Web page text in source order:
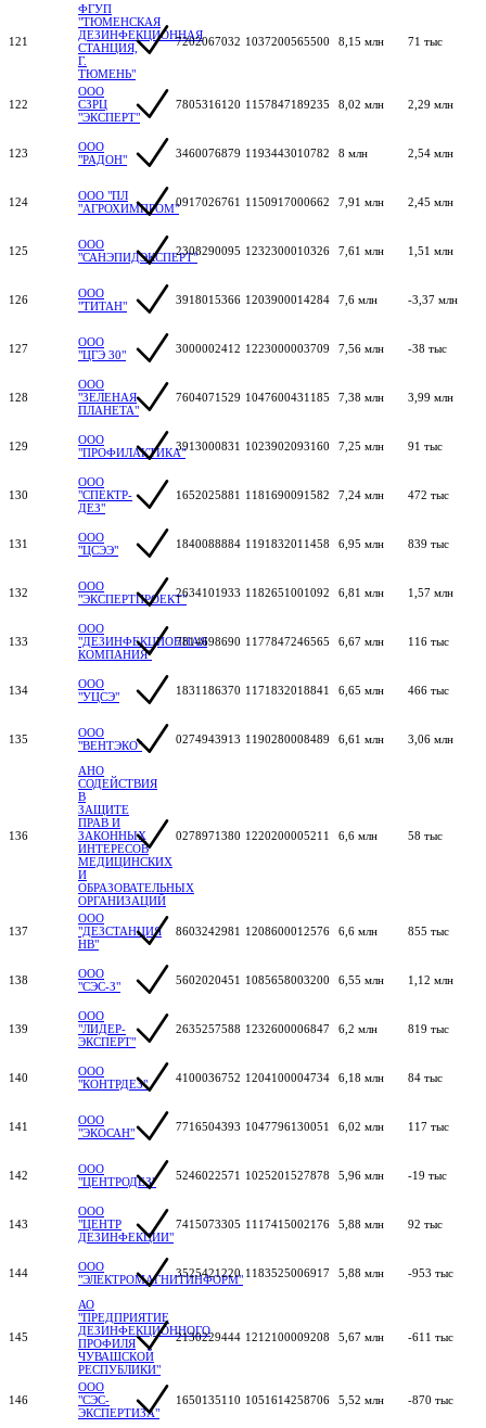
121
ФГУП
"ТЮМЕНСКАЯ
ДЕЗИНФЕКЦИОННАЯ
СТАНЦИЯ,
Г.
ТЮМЕНЬ"
7202067032 1037200565500 8,15 млн 71 тыс
122
ООО
СЗРЦ
"ЭКСПЕРТ"
7805316120 1157847189235 8,02 млн 2,29 млн
123
ООО
"РАДОН"
3460076879 1193443010782 8 млн 2,54 млн
124
ООО "ПЛ
"АГРОХИМПРОМ"0917026761 1150917000662 7,91 млн 2,45 млн
125
ООО
"САНЭПИДЭКСПЕРТ"2308290095 1232300010326 7,61 млн 1,51 млн
126
ООО
"ТИТАН"
3918015366 1203900014284 7,6 млн -3,37 млн
127
ООО
"ЦГЭ 30"
3000002412 1223000003709 7,56 млн -38 тыс
128
ООО
"ЗЕЛЕНАЯ
ПЛАНЕТА"
7604071529 1047600431185 7,38 млн 3,99 млн
129
ООО
"ПРОФИЛАКТИКА"3913000831 1023902093160 7,25 млн 91 тыс
130
ООО
"СПЕКТР-
ДЕЗ"
1652025881 1181690091582 7,24 млн 472 тыс
131
ООО
"ЦСЭЭ"
1840088884 1191832011458 6,95 млн 839 тыс
132
ООО
"ЭКСПЕРТПРОЕКТ"2634101933 1182651001092 6,81 млн 1,57 млн
133
ООО
"ДЕЗИНФЕКЦИОННАЯ
КОМПАНИЯ"
7814698690 1177847246565 6,67 млн 116 тыс
134
ООО
"УЦСЭ"
1831186370 1171832018841 6,65 млн 466 тыс
135
ООО
"ВЕНТЭКО"
0274943913 1190280008489 6,61 млн 3,06 млн
136
АНО
СОДЕЙСТВИЯ
В
ЗАЩИТЕ
ПРАВ И
ЗАКОННЫХ
ИНТЕРЕСОВ
МЕДИЦИНСКИХ
И
ОБРАЗОВАТЕЛЬНЫХ
ОРГАНИЗАЦИЙ
0278971380 1220200005211 6,6 млн 58 тыс
137
ООО
"ДЕЗСТАНЦИЯ
НВ"
8603242981 1208600012576 6,6 млн 855 тыс
138
ООО
"СЭС-З"
5602020451 1085658003200 6,55 млн 1,12 млн
139
ООО
"ЛИДЕР-
ЭКСПЕРТ"
2635257588 1232600006847 6,2 млн 819 тыс
140
ООО
"КОНТРДЕЗ"
4100036752 1204100004734 6,18 млн 84 тыс
141
ООО
"ЭКОСАН"
7716504393 1047796130051 6,02 млн 117 тыс
142
ООО
"ЦЕНТРОДЕЗ"
5246022571 1025201527878 5,96 млн -19 тыс
143
ООО
"ЦЕНТР
ДЕЗИНФЕКЦИИ"
7415073305 1117415002176 5,88 млн 92 тыс
144
ООО
"ЭЛЕКТРОМАГНИТИНФОРМ"
3525421220 1183525006917 5,88 млн -953 тыс
145
АО
"ПРЕДПРИЯТИЕ
ДЕЗИНФЕКЦИОННОГО
ПРОФИЛЯ
ЧУВАШСКОЙ
РЕСПУБЛИКИ"
2130229444 1212100009208 5,67 млн -611 тыс
146
ООО
"СЭС-
ЭКСПЕРТИЗА"
1650135110 1051614258706 5,52 млн -870 тыс